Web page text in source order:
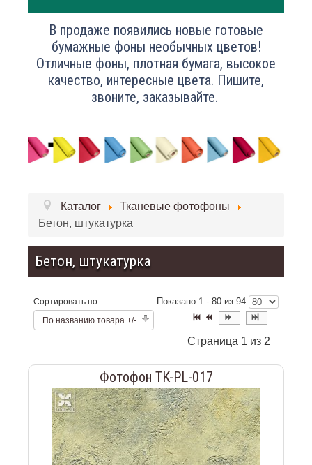
В продаже появились новые готовые
бумажные фоны необычных цветов!
Отличные фоны, плотная бумага, высокое
качество, интересные цвета. Пишите,
звоните, заказывайте.
Каталог
Тканевые фотофоны
Бетон, штукатурка
Бетон, штукатурка
Сортировать по
По названию товара +/-
Показано 1 - 80 из 94
Страница 1 из 2
Фотофон TK-PL-017